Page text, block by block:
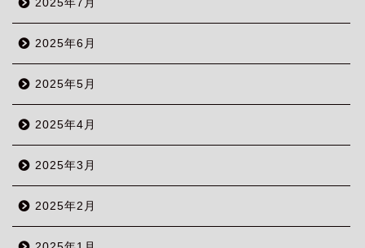
2025年7月
2025年6月
2025年5月
2025年4月
2025年3月
2025年2月